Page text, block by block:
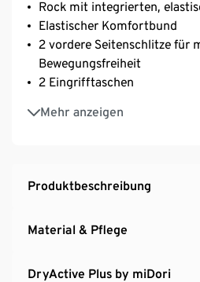
Rock mit integrierten,
Elastischer Komfortbund
2 vordere Seitenschlitze für
Bewegungsfreiheit
2 Eingrifftaschen
Mehr anzeigen
1 Gesässtasche
Leichtes, elastisches und
Produktbeschreibung
Material & Pflege
DryActive Plus by miDori